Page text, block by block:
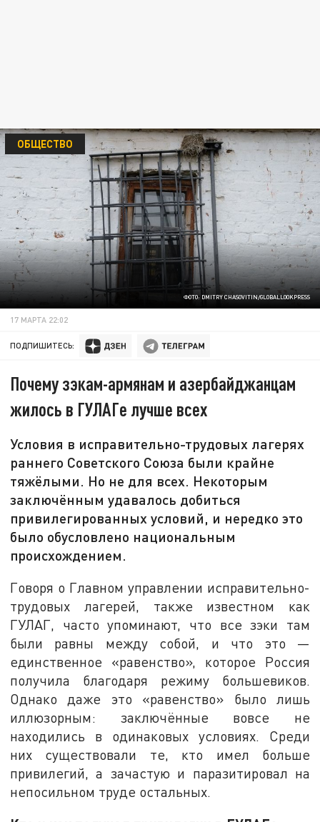
ФОТО: DMITRY CHASOVITIN/GLOBALLOOKPRESS
ОБЩЕСТВО
17 МАРТА 22:02
ПОДПИШИТЕСЬ:
Почему зэкам-армянам и азербайджанцам
жилось в ГУЛАГе лучше всех
Условия в исправительно-трудовых лагерях
раннего Советского Союза были крайне
тяжёлыми. Но не для всех. Некоторым
заключённым удавалось добиться
привилегированных условий, и нередко это
было обусловлено национальным
происхождением.
Говоря о Главном управлении исправительно-
трудовых лагерей, также известном как
ГУЛАГ, часто упоминают, что все зэки там
были равны между собой, и что это —
единственное «равенство», которое Россия
получила благодаря режиму большевиков.
Однако даже это «равенство» было лишь
иллюзорным: заключённые вовсе не
находились в одинаковых условиях. Среди
них существовали те, кто имел больше
привилегий, а зачастую и паразитировал на
непосильном труде остальных.